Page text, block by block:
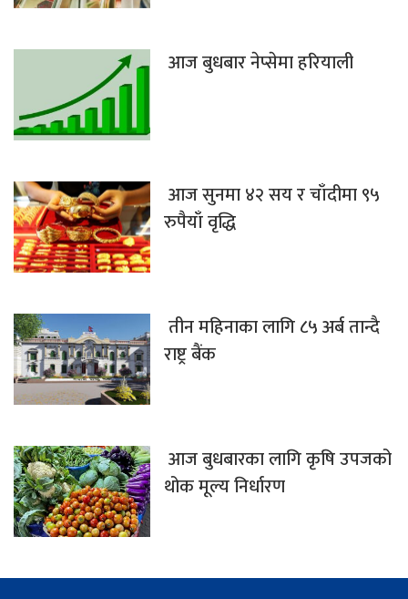
आज बुधबार नेप्सेमा हरियाली
आज सुनमा ४२ सय र चाँदीमा ९५
रुपैयाँ वृद्धि
तीन महिनाका लागि ८५ अर्ब तान्दै
राष्ट्र बैंक
आज बुधबारका लागि कृषि उपजको
थोक मूल्य निर्धारण